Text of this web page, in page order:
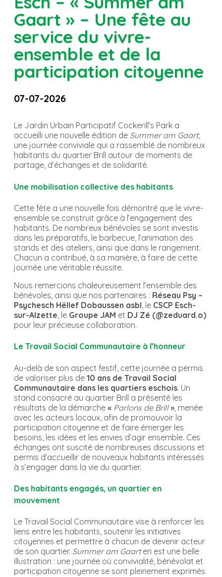
Gaart » – Une fête au
service du vivre-
ensemble et de la
participation citoyenne
07-07-2026
Le Jardin Urbain Participatif Cockerill’s Park a
accueilli une nouvelle édition de Summer am Gaart,
une journée conviviale qui a rassemblé de nombreux
habitants du quartier Brill autour de moments de
partage, d’échanges et de solidarité.
Une mobilisation collective des habitants
Cette fête a une nouvelle fois démontré que le vivre-
ensemble se construit grâce à l’engagement des
habitants. De nombreux bénévoles se sont investis
dans les préparatifs, le barbecue, l’animation des
stands et des ateliers, ainsi que dans le rangement.
Chacun a contribué, à sa manière, à faire de cette
journée une véritable réussite.
Nous remercions chaleureusement l’ensemble des
bénévoles, ainsi que nos partenaires : Réseau Psy –
Psychesch Hëllef Dobaussen asbl, le CSCP Esch-
sur-Alzette, le Groupe JAM et DJ Zé (@zeduard.o)
pour leur précieuse collaboration.
Le Travail Social Communautaire à l’honneur
Au-delà de son aspect festif, cette journée a permis
de valoriser plus de 10 ans de Travail Social
Communautaire dans les quartiers eschois. Un
stand consacré au quartier Brill a présenté les
résultats de la démarche « Parlons de Brill» , menée
avec les acteurs locaux, afin de promouvoir la
participation citoyenne et de faire émerger les
besoins, les idées et les envies d’agir ensemble. Ces
échanges ont suscité de nombreuses discussions et
permis d’accueillir de nouveaux habitants intéressés
à s’engager dans la vie du quartier.
Des habitants engagés, un quartier en
mouvement
Le Travail Social Communautaire vise à renforcer les
liens entre les habitants, soutenir les initiatives
citoyennes et permettre à chacun de devenir acteur
de son quartier. Summer am Gaarten est une belle
illustration : une journée où convivialité, bénévolat et
participation citoyenne se sont pleinement exprimés.